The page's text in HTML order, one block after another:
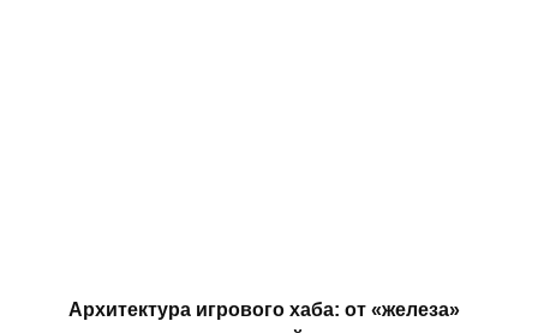
Архитектура игрового хаба: от «железа»